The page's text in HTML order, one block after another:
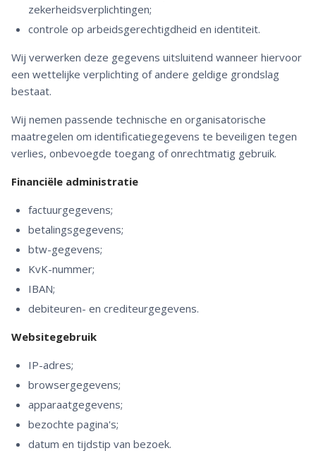
zekerheidsverplichtingen;
controle op arbeidsgerechtigdheid en identiteit.
Wij verwerken deze gegevens uitsluitend wanneer hiervoor
een wettelijke verplichting of andere geldige grondslag
bestaat.
Wij nemen passende technische en organisatorische
maatregelen om identificatiegegevens te beveiligen tegen
verlies, onbevoegde toegang of onrechtmatig gebruik.
Financiële administratie
factuurgegevens;
betalingsgegevens;
btw-gegevens;
KvK-nummer;
IBAN;
debiteuren- en crediteurgegevens.
Websitegebruik
IP-adres;
browsergegevens;
apparaatgegevens;
bezochte pagina's;
datum en tijdstip van bezoek.